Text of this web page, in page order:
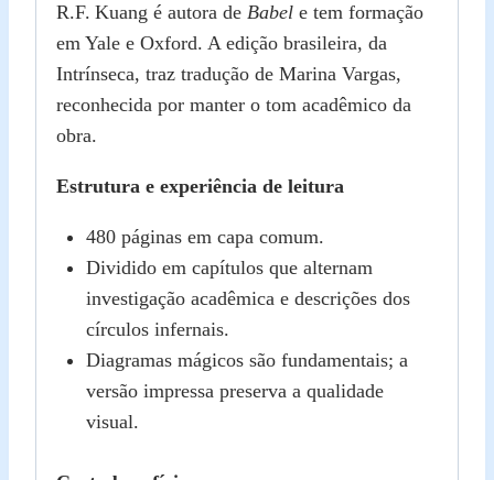
R.F. Kuang é autora de Babel e tem formação
em Yale e Oxford. A edição brasileira, da
Intrínseca, traz tradução de Marina Vargas,
reconhecida por manter o tom acadêmico da
obra.
Estrutura e experiência de leitura
480 páginas em capa comum.
Dividido em capítulos que alternam
investigação acadêmica e descrições dos
círculos infernais.
Diagramas mágicos são fundamentais; a
versão impressa preserva a qualidade
visual.